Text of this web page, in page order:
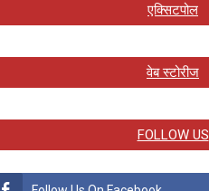
एक्सिटपोल
वेब स्टोरीज
FOLLOW US